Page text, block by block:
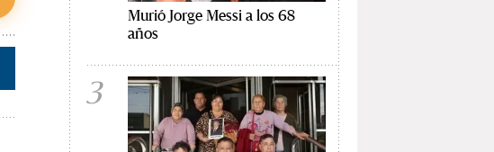
Murió Jorge Messi a los 68
años
3